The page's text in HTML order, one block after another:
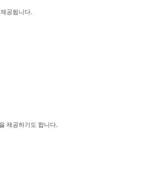
공됩니다.
제공하기도 합니다.